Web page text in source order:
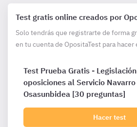
Test gratis online creados por
Solo tendrás que registrarte de forma
en tu cuenta de OpositaTest para
Test Prueba Gratis -
oposiciones al Servicio
Osasunbidea [30 preguntas]
Hacer test